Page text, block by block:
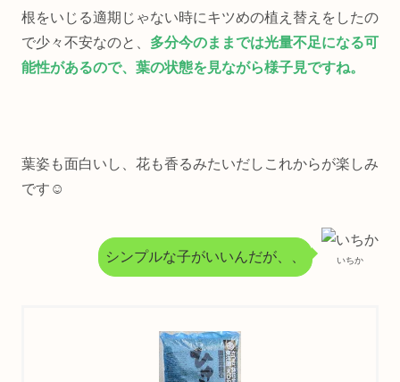
根をいじる適期じゃない時にキツめの植え替えをしたの
で少々不安なのと、 多分今のままでは光量不足になる可
能性があるので、葉の状態を見ながら様子見ですね。
葉姿も面白いし、花も香るみたいだしこれからが楽しみ
です☺️
いちか
シンプルな子がいいんだが、、